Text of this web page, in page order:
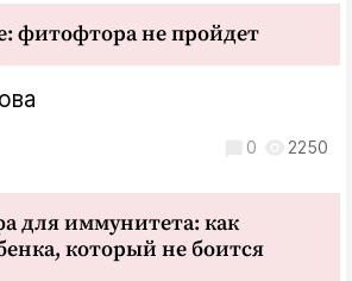
фитофтора не пройдет
0 2250
для иммунитета: как
который не боится